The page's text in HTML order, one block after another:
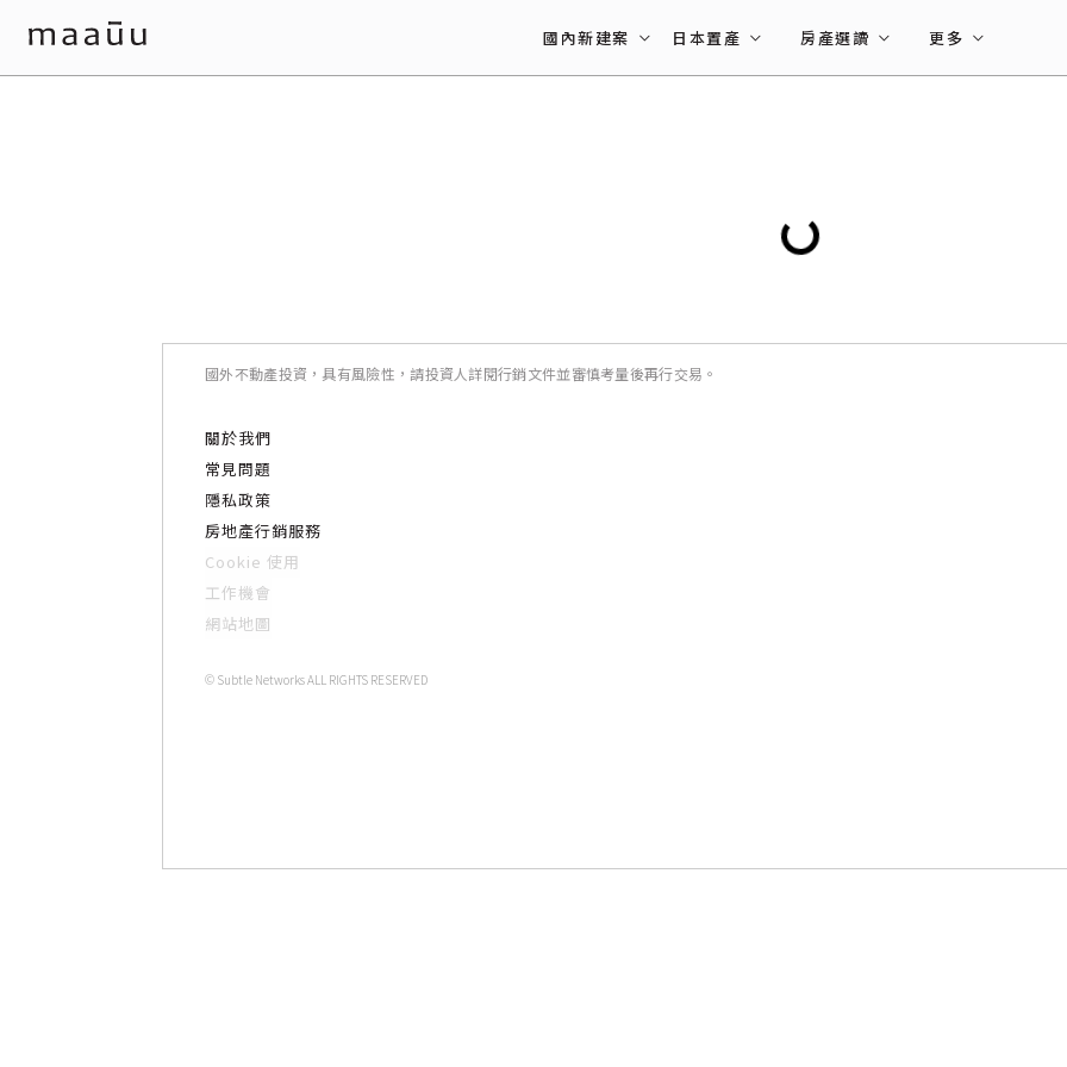
國內新建案 日本置產 房產選讀 更多
國外不動產投資，具有風險性，請投資人詳閱行銷文件並審慎考量後再行交易。
關於我們
常見問題
隱私政策
房地產行銷服務
Cookie 使用
工作機會
網站地圖
© Subtle Networks ALL RIGHTS RESERVED